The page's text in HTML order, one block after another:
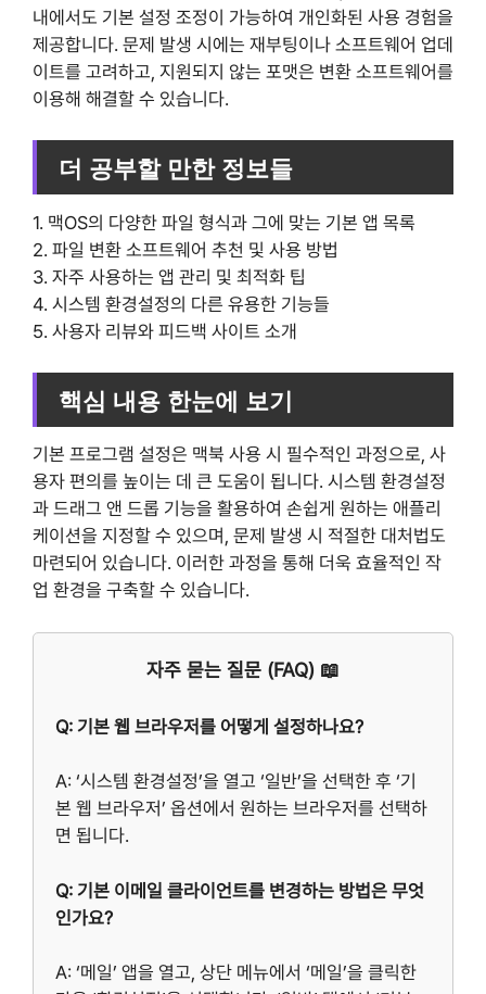
내에서도 기본 설정 조정이 가능하여 개인화된 사용 경험을
제공합니다. 문제 발생 시에는 재부팅이나 소프트웨어 업데
이트를 고려하고, 지원되지 않는 포맷은 변환 소프트웨어를
이용해 해결할 수 있습니다.
더 공부할 만한 정보들
1. 맥OS의 다양한 파일 형식과 그에 맞는 기본 앱 목록
2. 파일 변환 소프트웨어 추천 및 사용 방법
3. 자주 사용하는 앱 관리 및 최적화 팁
4. 시스템 환경설정의 다른 유용한 기능들
5. 사용자 리뷰와 피드백 사이트 소개
핵심 내용 한눈에 보기
기본 프로그램 설정은 맥북 사용 시 필수적인 과정으로, 사
용자 편의를 높이는 데 큰 도움이 됩니다. 시스템 환경설정
과 드래그 앤 드롭 기능을 활용하여 손쉽게 원하는 애플리
케이션을 지정할 수 있으며, 문제 발생 시 적절한 대처법도
마련되어 있습니다. 이러한 과정을 통해 더욱 효율적인 작
업 환경을 구축할 수 있습니다.
자주 묻는 질문 (FAQ) 📖
Q: 기본 웹 브라우저를 어떻게 설정하나요?
A: ‘시스템 환경설정’을 열고 ‘일반’을 선택한 후 ‘기
본 웹 브라우저’ 옵션에서 원하는 브라우저를 선택하
면 됩니다.
Q: 기본 이메일 클라이언트를 변경하는 방법은 무엇
인가요?
A: ‘메일’ 앱을 열고, 상단 메뉴에서 ‘메일’을 클릭한